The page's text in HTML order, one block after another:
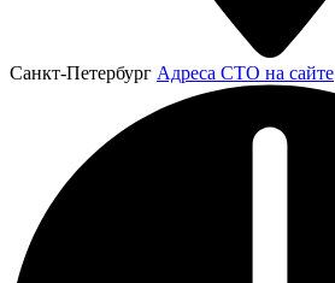
Санкт-Петербург Адреса СТО на сайте